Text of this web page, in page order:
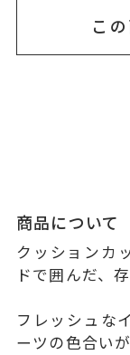
こ
商品について
クッションカ
ドで囲んだ、
フレッシュな
ーツの色合い